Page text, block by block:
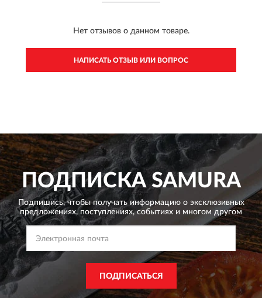
Нет отзывов о данном товаре.
НАПИСАТЬ ОТЗЫВ ИЛИ ВОПРОС
ПОДПИСКАSAMURA
Подпишись, чтобы получать информацию о эксклюзивных
предложениях, поступлениях, событиях и многом другом
ПОДПИСАТЬСЯ